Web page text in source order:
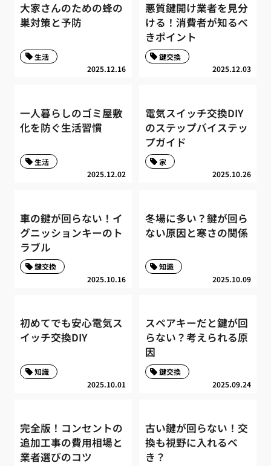
大家さんのための蜂の
巣対策と予防
2025.12.16
生活
悪質鍵開け業者を見分
ける！消費者が知るべ
きポイント
2025.12.03
鍵交換
一人暮らしのゴミ屋敷
化を防ぐ生活習慣
2025.12.02
生活
電気スイッチ交換DIY
のステップバイステッ
プガイド
2025.10.26
家
車の鍵が回らない！イ
グニッションキーのト
ラブル
2025.10.16
鍵交換
冬場に多い？鍵が回ら
ない原因と寒さの関係
2025.10.09
知識
初めてでも安心電気ス
イッチ交換DIY
2025.10.01
知識
スペアキーだと鍵が回
らない？考えられる原
因
2025.09.24
鍵交換
完全版！コンセントの
追加工事の費用相場と
業者選びのコツ
古い鍵が回らない！交
換も視野に入れるべ
き？